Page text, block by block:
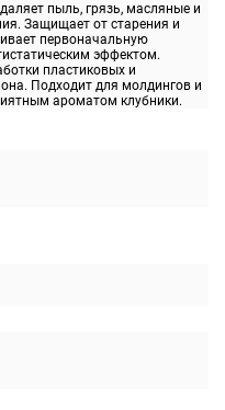
пыль, грязь, масляные и
Защищает от старения и
первоначальную
эффектом.
пластиковых и
Подходит для молдингов и
ароматом клубники.